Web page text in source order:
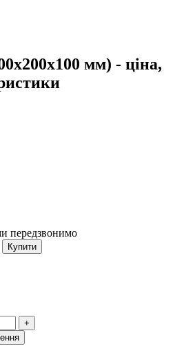
мм) - ціна,
передзвонимо
Купити
+